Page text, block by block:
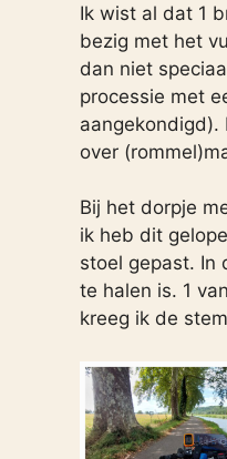
Ik wist al dat 1
bezig met het
dan niet
processie met
aangekondigd).
over
Bij het dorpje
ik heb dit
stoel gepast. In
te halen is. 1
kreeg ik de